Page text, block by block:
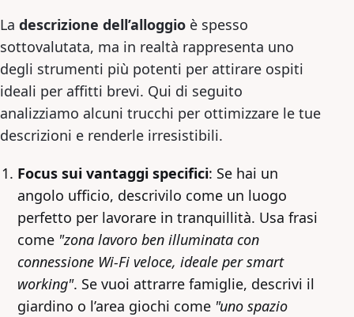
La descrizione dell’alloggio è spesso
sottovalutata, ma in realtà rappresenta uno
degli strumenti più potenti per attirare ospiti
ideali per affitti brevi. Qui di seguito
analizziamo alcuni trucchi per ottimizzare le tue
descrizioni e renderle irresistibili.
Focus sui vantaggi specifici: Se hai un
angolo ufficio, descrivilo come un luogo
perfetto per lavorare in tranquillità. Usa frasi
come "zona lavoro ben illuminata con
connessione Wi-Fi veloce, ideale per smart
working". Se vuoi attrarre famiglie, descrivi il
giardino o l’area giochi come "uno spazio